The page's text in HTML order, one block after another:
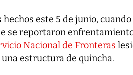
hechos este 5 de junio,
se reportaron
Nacional de Fronteras
estructura de quincha.